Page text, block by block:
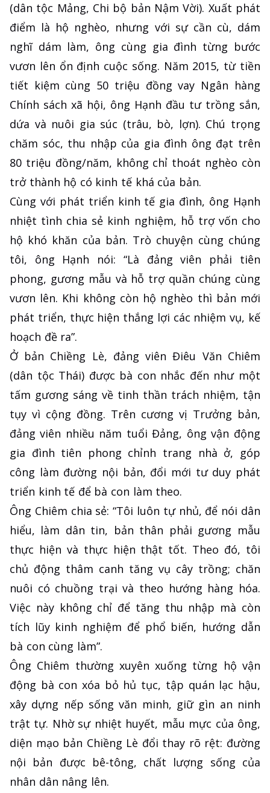
(dân tộc Mảng, Chi bộ bản Nậm Vời). Xuất phát
điểm là hộ nghèo, nhưng với sự cần cù, dám
nghĩ dám làm, ông cùng gia đình từng bước
vươn lên ổn định cuộc sống. Năm 2015, từ tiền
tiết kiệm cùng 50 triệu đồng vay Ngân hàng
Chính sách xã hội, ông Hạnh đầu tư trồng sắn,
dứa và nuôi gia súc (trâu, bò, lợn). Chú trọng
chăm sóc, thu nhập của gia đình ông đạt trên
80 triệu đồng/năm, không chỉ thoát nghèo còn
trở thành hộ có kinh tế khá của bản.
Cùng với phát triển kinh tế gia đình, ông Hạnh
nhiệt tình chia sẻ kinh nghiệm, hỗ trợ vốn cho
hộ khó khăn của bản. Trò chuyện cùng chúng
tôi, ông Hạnh nói: “Là đảng viên phải tiên
phong, gương mẫu và hỗ trợ quần chúng cùng
vươn lên. Khi không còn hộ nghèo thì bản mới
phát triển, thực hiện thắng lợi các nhiệm vụ, kế
hoạch đề ra”.
Ở bản Chiềng Lè, đảng viên Điêu Văn Chiêm
(dân tộc Thái) được bà con nhắc đến như một
tấm gương sáng về tinh thần trách nhiệm, tận
tụy vì cộng đồng. Trên cương vị Trưởng bản,
đảng viên nhiều năm tuổi Đảng, ông vận động
gia đình tiên phong chỉnh trang nhà ở, góp
công làm đường nội bản, đổi mới tư duy phát
triển kinh tế để bà con làm theo.
Ông Chiêm chia sẻ: “Tôi luôn tự nhủ, để nói dân
hiểu, làm dân tin, bản thân phải gương mẫu
thực hiện và thực hiện thật tốt. Theo đó, tôi
chủ động thâm canh tăng vụ cây trồng; chăn
nuôi có chuồng trại và theo hướng hàng hóa.
Việc này không chỉ để tăng thu nhập mà còn
tích lũy kinh nghiệm để phổ biến, hướng dẫn
bà con cùng làm”.
Ông Chiêm thường xuyên xuống từng hộ vận
động bà con xóa bỏ hủ tục, tập quán lạc hậu,
xây dựng nếp sống văn minh, giữ gìn an ninh
trật tự. Nhờ sự nhiệt huyết, mẫu mực của ông,
diện mạo bản Chiềng Lè đổi thay rõ rệt: đường
nội bản được bê-tông, chất lượng sống của
nhân dân nâng lên.